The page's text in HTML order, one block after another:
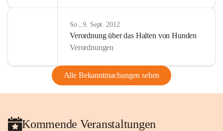
So., 9. Sept. 2012
Verordnung über das Halten von Hunden
Verordnungen
Alle Bekanntmachungen sehen
Kommende Veranstaltungen